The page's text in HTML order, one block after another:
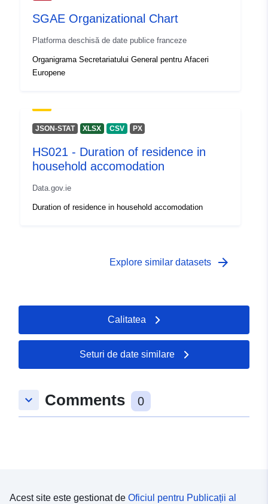
ed3e-419a-98e7-6cdfc7cbbcc6
acces:
SGAE Organizational Chart
Platforma deschisă de date publice franceze
Organigrama Secretariatului General pentru Afaceri
Europene
JSON-STAT XLSX CSV PX
HS021 - Duration of residence in
household accomodation
Data.gov.ie
Duration of residence in household accomodation
Explore similar datasets arrow_forward
Calitatea
Seturi de date similare
keyboard_arrow_down Comments 0
Acest site este gestionat de Oficiul pentru Publicații al